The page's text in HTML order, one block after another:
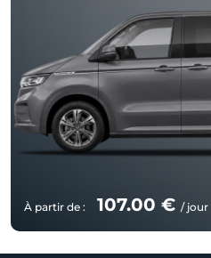
À partir de : 107.00 € / jour